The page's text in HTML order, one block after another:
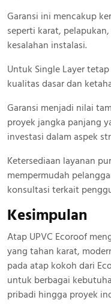
Garansi ini mencakup
seperti karat,
kesalahan instalasi.
Untuk Single Layer
kualitas dasar dan
Garansi menjadi nilai
proyek jangka panjang
investasi dalam aspek
Ketersediaan layanan
mempermudah
konsultasi terkait
Kesimpulan
Atap UPVC Ecoroof
yang tahan karat,
pada atap kokoh dari
untuk berbagai
pribadi hingga proyek